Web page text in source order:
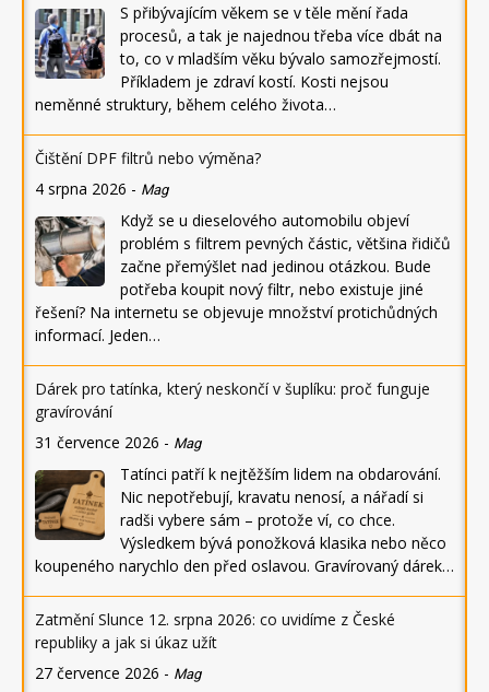
S přibývajícím věkem se v těle mění řada
procesů, a tak je najednou třeba více dbát na
to, co v mladším věku bývalo samozřejmostí.
Příkladem je zdraví kostí. Kosti nejsou
neměnné struktury, během celého života…
Čištění DPF filtrů nebo výměna?
4 srpna 2026 - Mag
Když se u dieselového automobilu objeví
problém s filtrem pevných částic, většina řidičů
začne přemýšlet nad jedinou otázkou. Bude
potřeba koupit nový filtr, nebo existuje jiné
řešení? Na internetu se objevuje množství protichůdných
informací. Jeden…
Dárek pro tatínka, který neskončí v šuplíku: proč funguje
gravírování
31 července 2026 - Mag
Tatínci patří k nejtěžším lidem na obdarování.
Nic nepotřebují, kravatu nenosí, a nářadí si
radši vybere sám – protože ví, co chce.
Výsledkem bývá ponožková klasika nebo něco
koupeného narychlo den před oslavou. Gravírovaný dárek…
Zatmění Slunce 12. srpna 2026: co uvidíme z České
republiky a jak si úkaz užít
27 července 2026 - Mag